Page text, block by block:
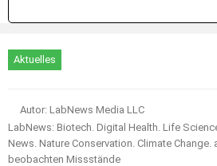
Aktuelles
Autor: LabNews Media LLC
LabNews: Biotech. Digital Health. Life
News. Nature Conservation. Climate
beobachten Missstände